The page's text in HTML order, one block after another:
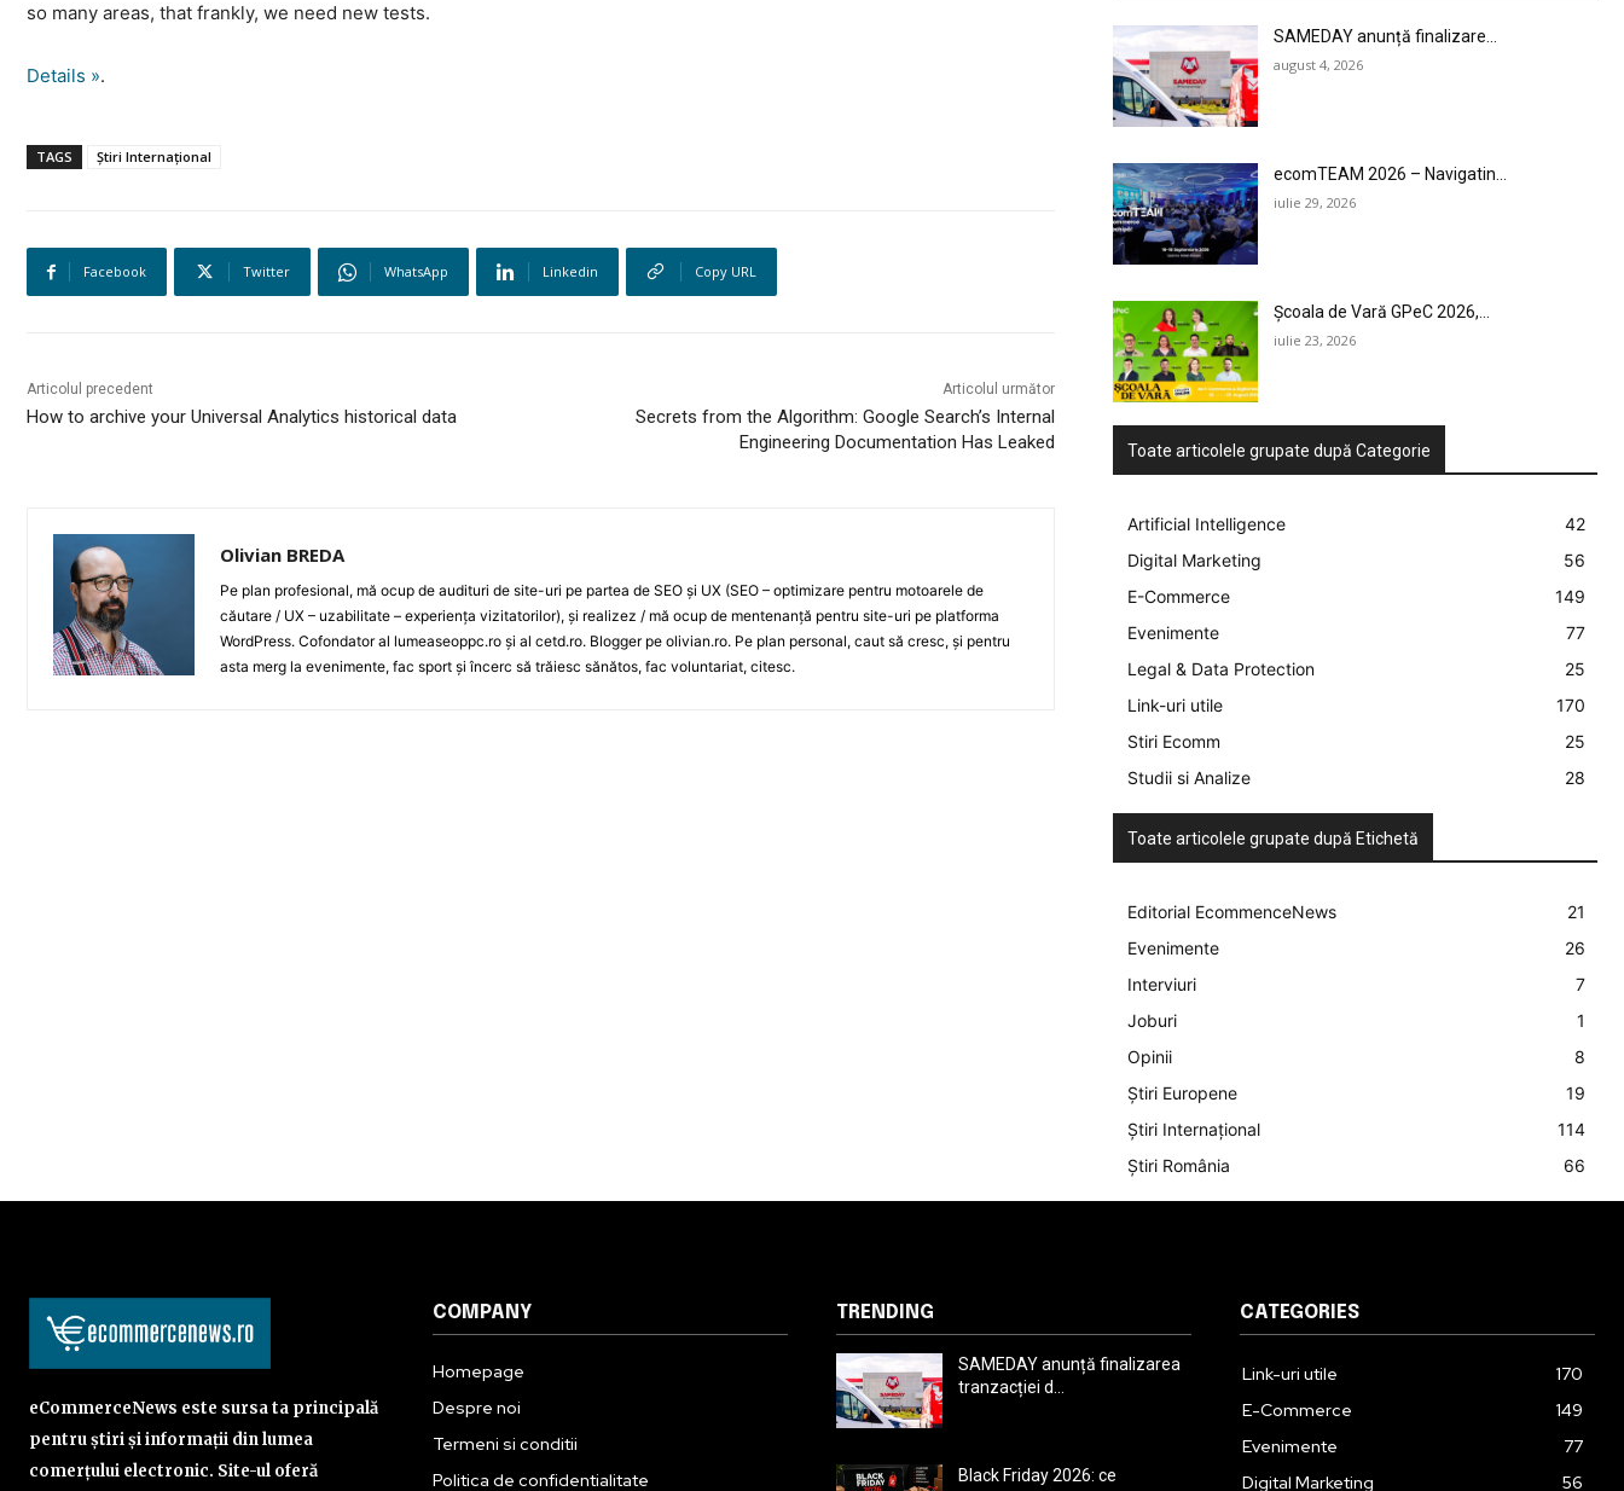
so many areas, that frankly, we need new tests.
Details ».
TAGS Știri Internațional
Facebook Twitter WhatsApp Linkedin Copy URL
Articolul precedent
How to archive your Universal Analytics historical data
Articolul următor
Secrets from the Algorithm: Google Search’s Internal
Engineering Documentation Has Leaked
Olivian BREDA
Pe plan profesional, mă ocup de audituri de site-uri pe partea de SEO și UX (SEO – optimizare pentru motoarele de
căutare / UX – uzabilitate – experiența vizitatorilor), și realizez / mă ocup de mentenanță pentru site-uri pe platforma
WordPress. Cofondator al lumeaseoppc.ro și al cetd.ro. Blogger pe olivian.ro. Pe plan personal, caut să cresc, și pentru
asta merg la evenimente, fac sport și încerc să trăiesc sănătos, fac voluntariat, citesc.
SAMEDAY anunță finalizare...
august 4, 2026
ecomTEAM 2026 – Navigatin...
iulie 29, 2026
Școala de Vară GPeC 2026,...
iulie 23, 2026
Toate articolele grupate după Categorie
Artificial Intelligence
42
Digital Marketing
56
E-Commerce
149
Evenimente
77
Legal & Data Protection
25
Link-uri utile
170
Stiri Ecomm
25
Studii si Analize
28
Toate articolele grupate după Etichetă
Editorial EcommenceNews
21
Evenimente
26
Interviuri
7
Joburi
1
Opinii
8
Știri Europene
19
Știri Internațional
114
Știri România
66
eCommerceNews este sursa ta principală
pentru știri și informații din lumea
comerțului electronic. Site-ul oferă
COMPANY
Homepage
Despre noi
Termeni si conditii
Politica de confidentialitate
TRENDING
SAMEDAY anunță finalizarea
tranzacției d...
Black Friday 2026: ce
CATEGORIES
Link-uri utile
170
E-Commerce
149
Evenimente
77
Digital Marketing
56